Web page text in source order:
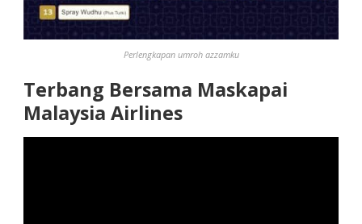
Perlengkapan umroh azzamku
Terbang Bersama Maskapai
Malaysia Airlines